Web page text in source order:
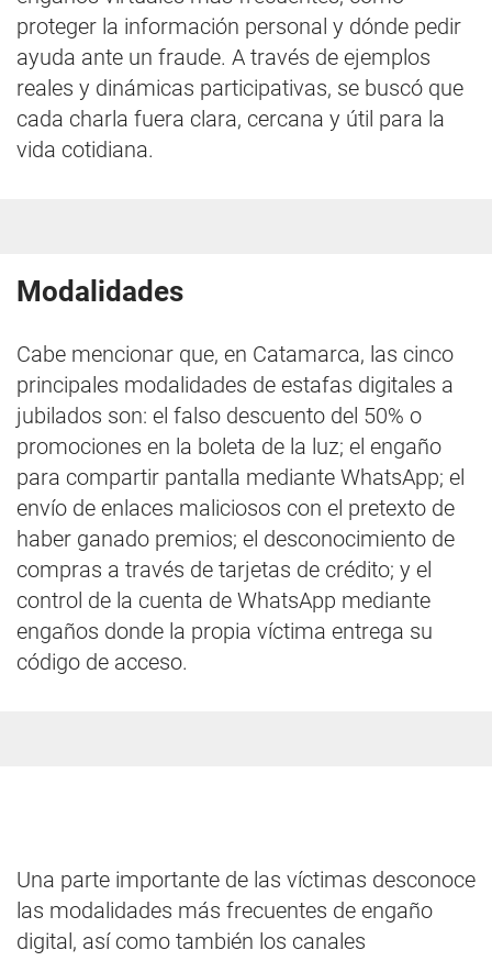
proteger la información personal y dónde pedir
ayuda ante un fraude. A través de ejemplos
reales y dinámicas participativas, se buscó que
cada charla fuera clara, cercana y útil para la
vida cotidiana.
Modalidades
Cabe mencionar que, en Catamarca, las cinco
principales modalidades de estafas digitales a
jubilados son: el falso descuento del 50% o
promociones en la boleta de la luz; el engaño
para compartir pantalla mediante WhatsApp; el
envío de enlaces maliciosos con el pretexto de
haber ganado premios; el desconocimiento de
compras a través de tarjetas de crédito; y el
control de la cuenta de WhatsApp mediante
engaños donde la propia víctima entrega su
código de acceso.
Una parte importante de las víctimas desconoce
las modalidades más frecuentes de engaño
digital, así como también los canales